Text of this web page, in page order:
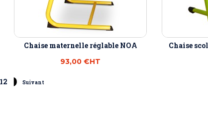
Chaise maternelle réglable NOA
93,00 €HT
Chaise
12 Suivant